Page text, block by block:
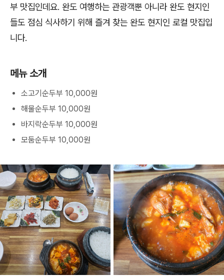
부 맛집인데요. 완도 여행하는 관광객뿐 아니라 완도 현지인
들도 점심 식사하기 위해 즐겨 찾는 완도 현지인 로컬 맛집입
니다.
메뉴 소개
소고기순두부 10,000원
해물순두부 10,000원
바지락순두부 10,000원
모둠순두부 10,000원